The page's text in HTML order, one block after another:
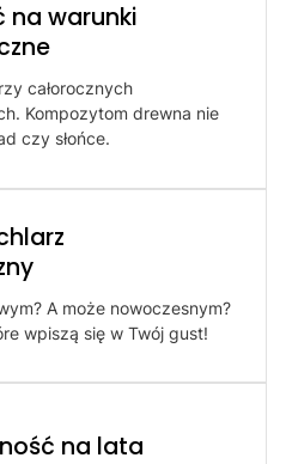
na warunki
całorocznych
Kompozytom drewna nie
czy słońce.
A może nowoczesnym?
wpiszą się w Twój gust!
na lata